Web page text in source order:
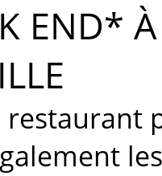
END*